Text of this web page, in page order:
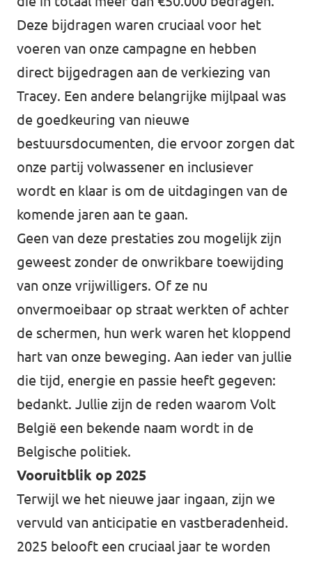
Deze bijdragen waren cruciaal voor het
voeren van onze campagne en hebben
direct bijgedragen aan de verkiezing van
Tracey. Een andere belangrijke mijlpaal was
de goedkeuring van nieuwe
bestuursdocumenten, die ervoor zorgen dat
onze partij volwassener en inclusiever
wordt en klaar is om de uitdagingen van de
komende jaren aan te gaan.
Geen van deze prestaties zou mogelijk zijn
geweest zonder de onwrikbare toewijding
van onze vrijwilligers. Of ze nu
onvermoeibaar op straat werkten of achter
de schermen, hun werk waren het kloppend
hart van onze beweging. Aan ieder van jullie
die tijd, energie en passie heeft gegeven:
bedankt. Jullie zijn de reden waarom Volt
België een bekende naam wordt in de
Belgische politiek.
Vooruitblik op 2025
Terwijl we het nieuwe jaar ingaan, zijn we
vervuld van anticipatie en vastberadenheid.
2025 belooft een cruciaal jaar te worden